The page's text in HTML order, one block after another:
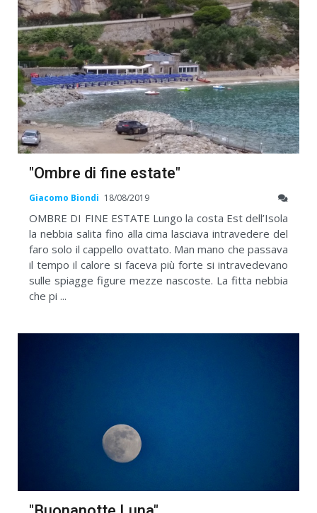
"Ombre di fine estate"
Giacomo Biondi 18/08/2019
OMBRE DI FINE ESTATE Lungo la costa Est dell’Isola
la nebbia salita fino alla cima lasciava intravedere del
faro solo il cappello ovattato. Man mano che passava
il tempo il calore si faceva più forte si intravedevano
sulle spiagge figure mezze nascoste. La fitta nebbia
che pi ...